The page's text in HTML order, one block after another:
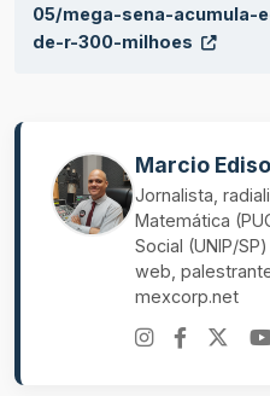
05/mega-sena-acumula-
de-r-300-milhoes
Marcio
Jornalista,
Matemática
Social (UNIP/
web,
mexcorp.net